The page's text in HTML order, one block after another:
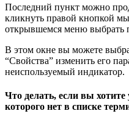
Последний пункт можно
кликнуть правой кнопкой
открывшемся меню выбрать
В этом окне вы можете
“Свойства” изменить его
неиспользуемый индикатор.
Что делать, если вы
которого нет в списке